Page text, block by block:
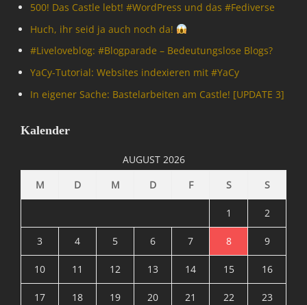
,
m
t
t
I
500! Das Castle lebt! #WordPress und das #Fediverse
Huch, ihr seid ja auch noch da!
#Livelove­blog: #Blogparade – Bedeutungslose Blogs?
YaCy-Tutorial: Websites indexieren mit #YaCy
In eigener Sache: Bastelarbeiten am Castle! [UPDATE 3]
Kalender
AUGUST 2026
M
D M D F S S
1 2
3 4 5 6 7 8 9
10 11 12 13 14 15 16
17 18 19 20 21 22 23